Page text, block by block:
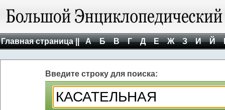
Главная страница || А Б В Г Д Е Ж З И Й
Введите строку для поиска: